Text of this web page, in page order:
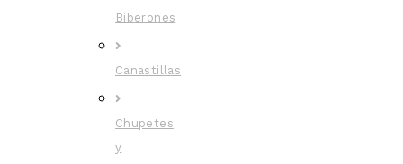
Biberones
Canastillas
Chupetes
y